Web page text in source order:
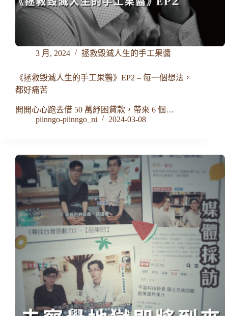
3 月, 2024 拯救毀滅人生的手工果醬
《拯救毀滅人生的手工果醬》EP2 – 每一個想法，
都好痛苦
開開心心跑去借 50 萬紓困貸款，帶來 6 個…
piinngo-piinngo_ni
2024-03-08